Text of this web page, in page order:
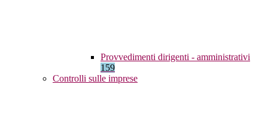
Provvedimenti dirigenti - amministrativi
159
Controlli sulle imprese